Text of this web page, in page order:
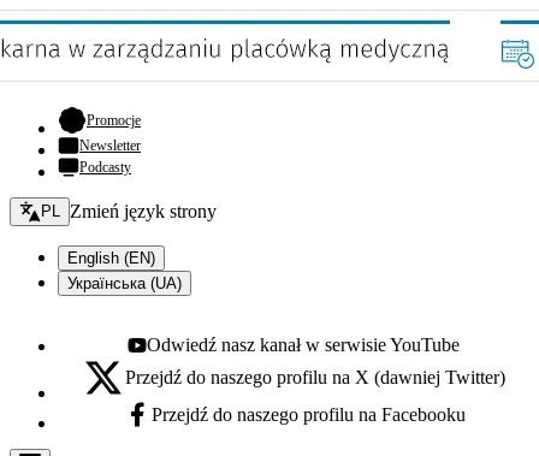
Promocje- otwiera się w nowej karcie
Newsletter
Podcasty
Zmień język - bieżący:
PL Zmień język strony
English (EN)
Українська (UA)
Youtube - otwiera się w nowej karcie
Odwiedź nasz kanał w serwisie YouTube
X - otwiera się w nowej karcie
Przejdź do naszego profilu na X (dawniej Twitter)
Facebook - otwiera się w nowej karcie
Przejdź do naszego profilu na Facebooku